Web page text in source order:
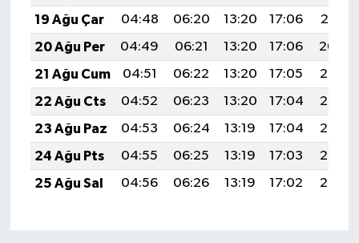
19 Ağu Çar
04:48 06:20 13:20 17:06
20:10
20 Ağu Per
04:49 06:21 13:20 17:06
20:09
21 Ağu Cum
04:51 06:22 13:20 17:05
20:07
22 Ağu Cts
04:52 06:23 13:20 17:04
20:06
23 Ağu Paz
04:53 06:24 13:19 17:04
20:05
24 Ağu Pts
04:55 06:25 13:19 17:03
20:03
25 Ağu Sal
04:56 06:26 13:19 17:02 20:02